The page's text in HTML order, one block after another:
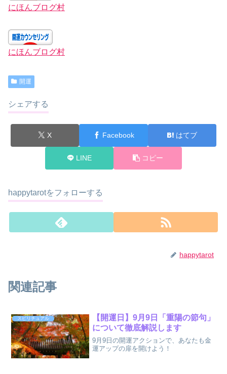
にほんブログ村
にほんブログ村
開運
シェアする
X Facebook はてブ
LINE コピー
happytarotをフォローする
happytarot
関連記事
スピリチュアル
【開運日】9月9日「重陽の節句」
について徹底解説します
9月9日の開運アクションで、あなたも金
運アップの扉を開けよう！